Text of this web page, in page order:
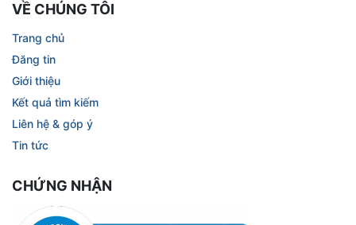
VỀ CHÚNG TÔI
Trang chủ
Đăng tin
Giới thiệu
Kết quả tìm kiếm
Liên hệ & góp ý
Tin tức
CHỨNG NHẬN